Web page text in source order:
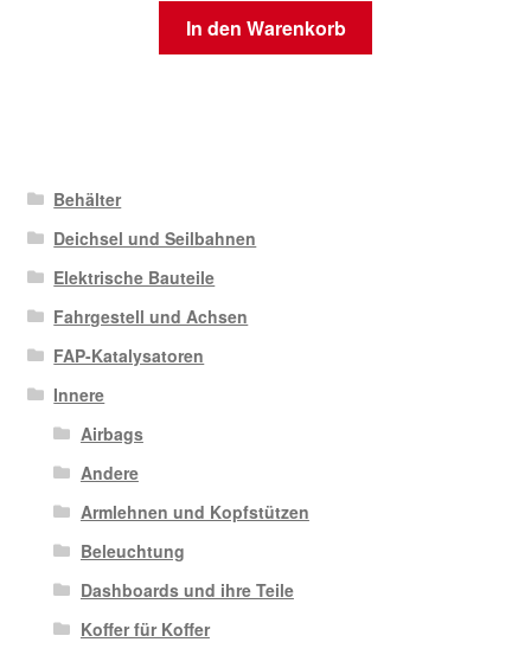
In den Warenkorb
Behälter
Deichsel und Seilbahnen
Elektrische Bauteile
Fahrgestell und Achsen
FAP-Katalysatoren
Innere
Airbags
Andere
Armlehnen und Kopfstützen
Beleuchtung
Dashboards und ihre Teile
Koffer für Koffer